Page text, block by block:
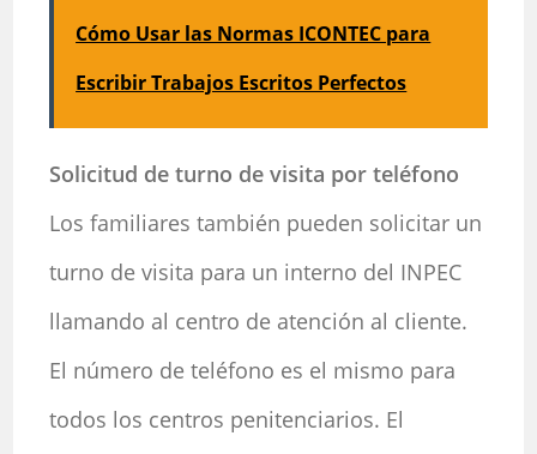
Cómo Usar las Normas ICONTEC para
Escribir Trabajos Escritos Perfectos
Solicitud de turno de visita por teléfono
Los familiares también pueden solicitar un
turno de visita para un interno del INPEC
llamando al centro de atención al cliente.
El número de teléfono es el mismo para
todos los centros penitenciarios. El